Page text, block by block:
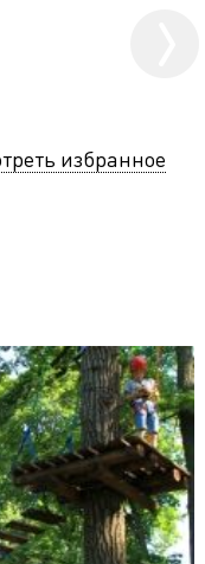
избранное